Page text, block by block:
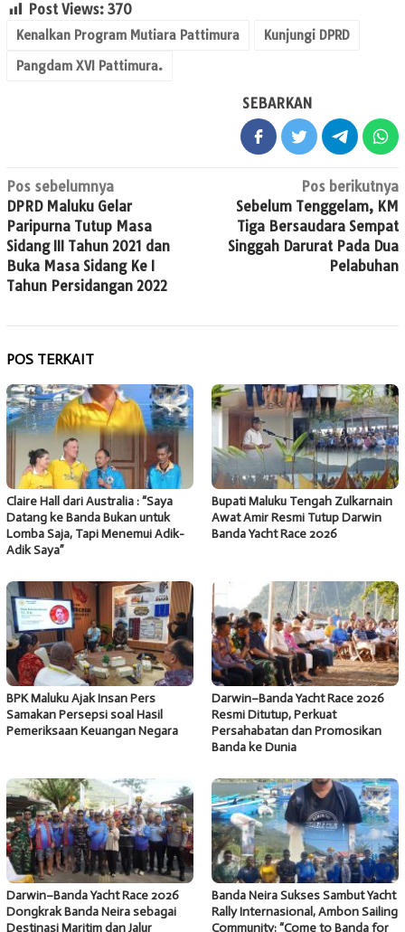
Post Views: 370
Kenalkan Program Mutiara Pattimura
Kunjungi DPRD
Pangdam XVI Pattimura.
SEBARKAN
Navigasi
pos
Pos sebelumnya
DPRD Maluku Gelar
Paripurna Tutup Masa
Sidang III Tahun 2021 dan
Buka Masa Sidang Ke I
Tahun Persidangan 2022
Pos berikutnya
Sebelum Tenggelam, KM
Tiga Bersaudara Sempat
Singgah Darurat Pada Dua
Pelabuhan
POS TERKAIT
Claire Hall dari Australia : “Saya
Datang ke Banda Bukan untuk
Lomba Saja, Tapi Menemui Adik-
Adik Saya”
Bupati Maluku Tengah Zulkarnain
Awat Amir Resmi Tutup Darwin
Banda Yacht Race 2026
BPK Maluku Ajak Insan Pers
Samakan Persepsi soal Hasil
Pemeriksaan Keuangan Negara
Darwin–Banda Yacht Race 2026
Resmi Ditutup, Perkuat
Persahabatan dan Promosikan
Banda ke Dunia
Darwin–Banda Yacht Race 2026
Dongkrak Banda Neira sebagai
Destinasi Maritim dan Jalur
Banda Neira Sukses Sambut Yacht
Rally Internasional, Ambon Sailing
Community: “Come to Banda for